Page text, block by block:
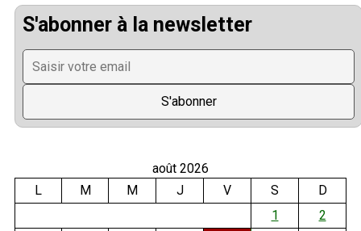
S'abonner à la newsletter
août 2026
L
M M J V S
D
1
2